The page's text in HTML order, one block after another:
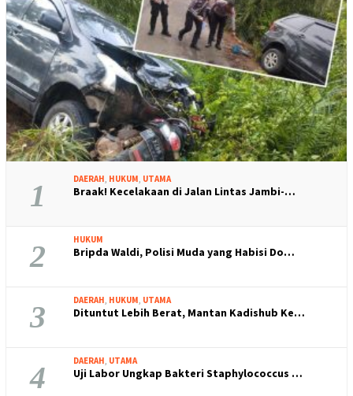
1 DAERAH HUKUM UTAMA
Braak! Kecelakaan di Jalan Lintas Jambi-…
2 HUKUM
Bripda Waldi, Polisi Muda yang Habisi Do…
3 DAERAH HUKUM UTAMA
Dituntut Lebih Berat, Mantan Kadishub Ke…
4 DAERAH UTAMA
Uji Labor Ungkap Bakteri Staphylococcus …